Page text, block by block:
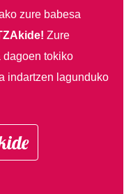
zure babesa
Zure
dagoen tokiko
indartzen lagunduko